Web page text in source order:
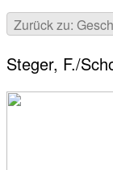
Zurück zu:
Steger, F./